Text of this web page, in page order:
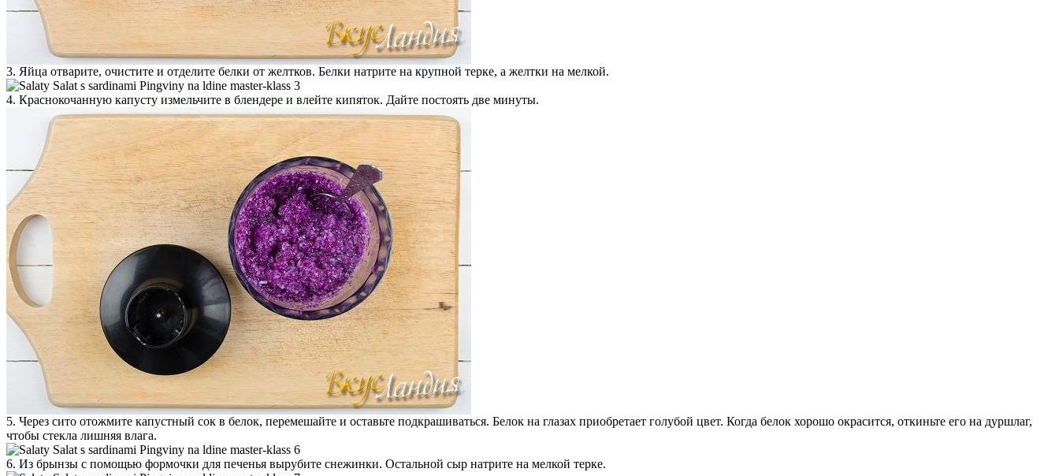
3. Яйца отварите, очистите и отделите белки от желтков. Белки натрите на крупной терке, а желтки на мелкой.
4. Краснокочанную капусту измельчите в блендере и влейте кипяток. Дайте постоять две минуты.
5. Через сито отожмите капустный сок в белок, перемешайте и оставьте подкрашиваться. Белок на глазах приобретает голубой цвет. Когда белок хорошо окрасится, откиньте его на дуршлаг,
чтобы стекла лишняя влага.
6. Из брынзы с помощью формочки для печенья вырубите снежинки. Остальной сыр натрите на мелкой терке.